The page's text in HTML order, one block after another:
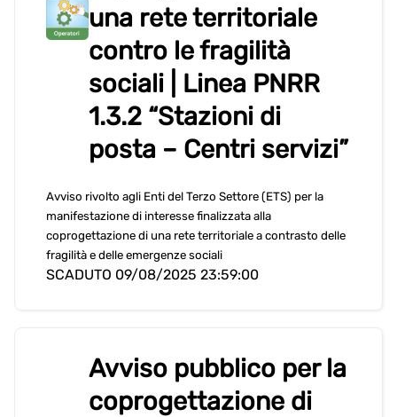
una rete territoriale
contro le fragilità
sociali | Linea PNRR
1.3.2 “Stazioni di
posta – Centri servizi”
Avviso rivolto agli Enti del Terzo Settore (ETS) per la
manifestazione di interesse finalizzata alla
coprogettazione di una rete territoriale a contrasto delle
fragilità e delle emergenze sociali
SCADUTO 09/08/2025 23:59:00
Avviso pubblico per la
coprogettazione di